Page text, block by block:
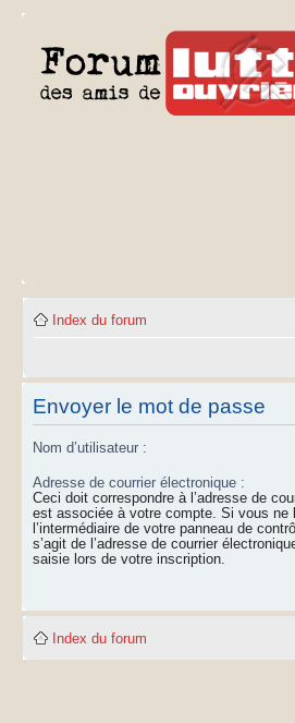
Index du forum
Envoyer le mot de passe
Nom d’utilisateur :
Adresse de courrier électronique :
Ceci doit correspondre à l’adresse de
est associée à votre compte. Si vous ne
l’intermédiaire de votre panneau de
s’agit de l’adresse de courrier
saisie lors de votre inscription.
Index du forum